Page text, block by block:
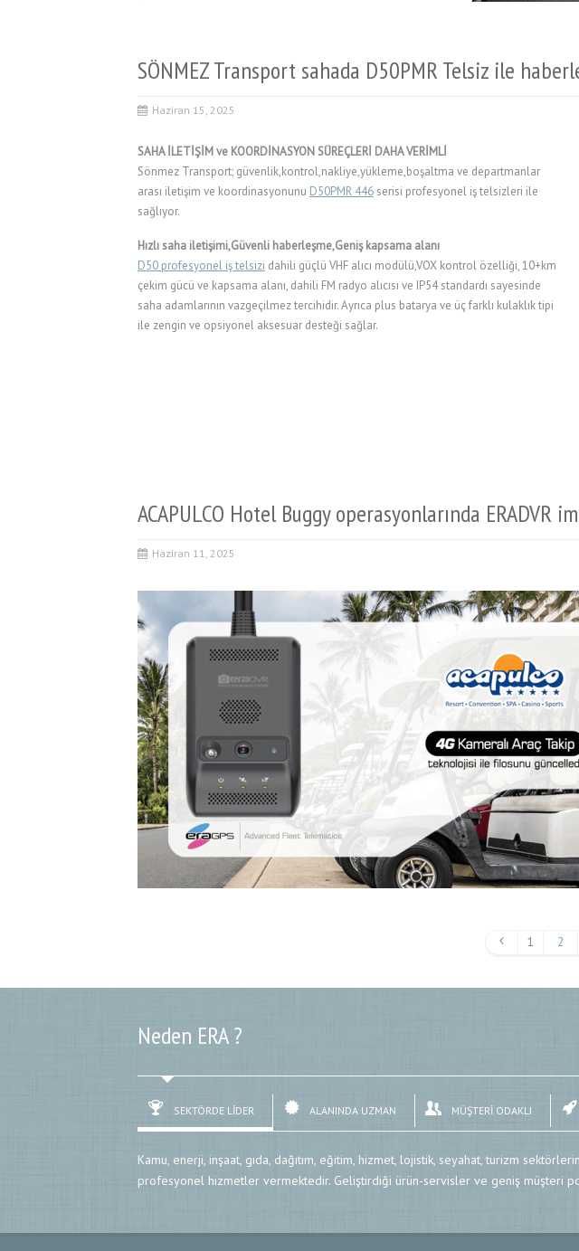
SÖNMEZ Transport sahada D50PMR Telsiz ile
Haziran 15, 2025
SAHA İLETİŞİM ve KOORDİNASYON SÜREÇLERİ DAHA VERİMLİ
Sönmez Transport; güvenlik,kontrol,nakliye,yükleme,boşaltma ve departmanlar
arası iletişim ve koordinasyonunu D50PMR 446 serisi profesyonel iş telsizleri ile
sağlıyor.
Hızlı saha iletişimi,Güvenli haberleşme,Geniş kapsama alanı
D50 profesyonel iş telsizi dahili güçlü VHF alıcı modülü,VOX kontrol özelliği, 10+km
çekim gücü ve kapsama alanı, dahili FM radyo alıcısı ve IP54 standardı sayesinde
saha adamlarının vazgeçilmez tercihidir. Ayrıca plus batarya ve üç farklı kulaklık tipi
ile zengin ve opsiyonel aksesuar desteği sağlar.
ACAPULCO Hotel Buggy operasyonlarında ERADVR
Haziran 11, 2025
1 2
Neden ERA ?
SEKTÖRDE LİDER ALANINDA UZMAN MÜŞTERİ ODAKLI
Kamu, enerji, inşaat, gıda, dağıtım, eğitim, hizmet, lojistik, seyahat, turizm
profesyonel hizmetler vermektedir. Geliştirdiği ürün-servisler ve geniş müşteri